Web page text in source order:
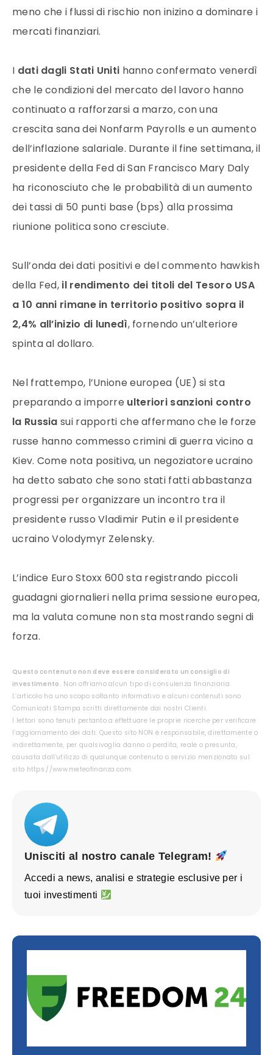
meno che i flussi di rischio non inizino a dominare i
mercati finanziari.
I dati dagli Stati Uniti hanno confermato venerdì
che le condizioni del mercato del lavoro hanno
continuato a rafforzarsi a marzo, con una
crescita sana dei Nonfarm Payrolls e un aumento
dell’inflazione salariale. Durante il fine settimana, il
presidente della Fed di San Francisco Mary Daly
ha riconosciuto che le probabilità di un aumento
dei tassi di 50 punti base (bps) alla prossima
riunione politica sono cresciute.
Sull’onda dei dati positivi e del commento hawkish
della Fed, il rendimento dei titoli del Tesoro USA
a 10 anni rimane in territorio positivo sopra il
2,4% all’inizio di lunedì, fornendo un’ulteriore
spinta al dollaro.
Nel frattempo, l’Unione europea (UE) si sta
preparando a imporre ulteriori sanzioni contro
la Russia sui rapporti che affermano che le forze
russe hanno commesso crimini di guerra vicino a
Kiev. Come nota positiva, un negoziatore ucraino
ha detto sabato che sono stati fatti abbastanza
progressi per organizzare un incontro tra il
presidente russo Vladimir Putin e il presidente
ucraino Volodymyr Zelensky.
L’indice Euro Stoxx 600 sta registrando piccoli
guadagni giornalieri nella prima sessione europea,
ma la valuta comune non sta mostrando segni di
forza.
Questo contenuto non deve essere considerato un consiglio di
investimento. Non offriamo alcun tipo di consulenza finanziaria.
L’articolo ha uno scopo soltanto informativo e alcuni contenuti sono
Comunicati Stampa scritti direttamente dai nostri Clienti.
I lettori sono tenuti pertanto a effettuare le proprie ricerche per verificare
l’aggiornamento dei dati. Questo sito NON è responsabile, direttamente o
indirettamente, per qualsivoglia danno o perdita, reale o presunta,
causata dall'utilizzo di qualunque contenuto o servizio menzionato sul
sito https://www.meteofinanza.com.
Unisciti al nostro canale Telegram!
Accedi a news, analisi e strategie esclusive per i
tuoi investimenti